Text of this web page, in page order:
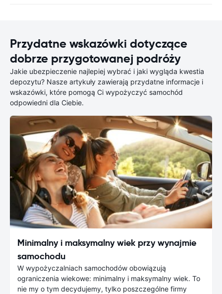
Przydatne wskazówki dotyczące
dobrze przygotowanej podróży
Jakie ubezpieczenie najlepiej wybrać i jaki wygląda kwestia
depozytu? Nasze artykuły zawierają przydatne informacje i
wskazówki, które pomogą Ci wypożyczyć samochód
odpowiedni dla Ciebie.
Minimalny i maksymalny wiek przy wynajmie
samochodu
W wypożyczalniach samochodów obowiązują
ograniczenia wiekowe: minimalny i maksymalny wiek. To
nie my o tym decydujemy, tylko poszczególne firmy